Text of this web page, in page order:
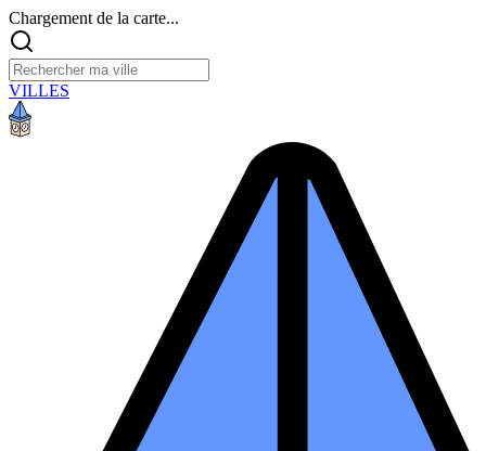
Chargement de la carte...
VILLES